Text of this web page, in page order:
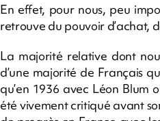
En effet, pour nous, peu
retrouve du pouvoir d’achat,
La majorité relative dont
d’une majorité de Français
qu’en 1936 avec Léon
été vivement critiqué avant